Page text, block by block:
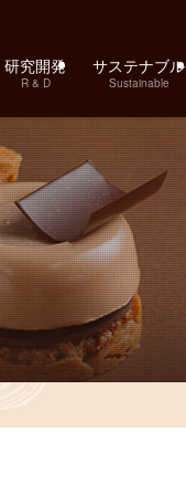
研究開発
R & D
サステナブル
Sustainable